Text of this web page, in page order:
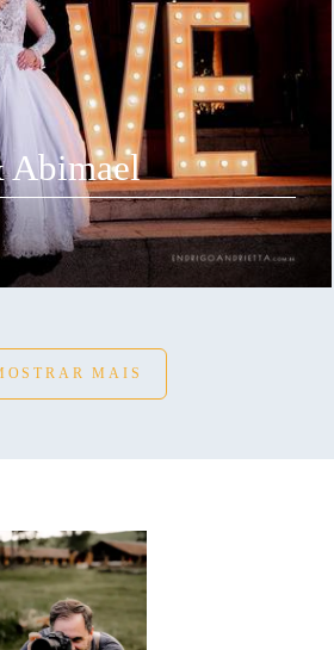
Abimael
MAIS